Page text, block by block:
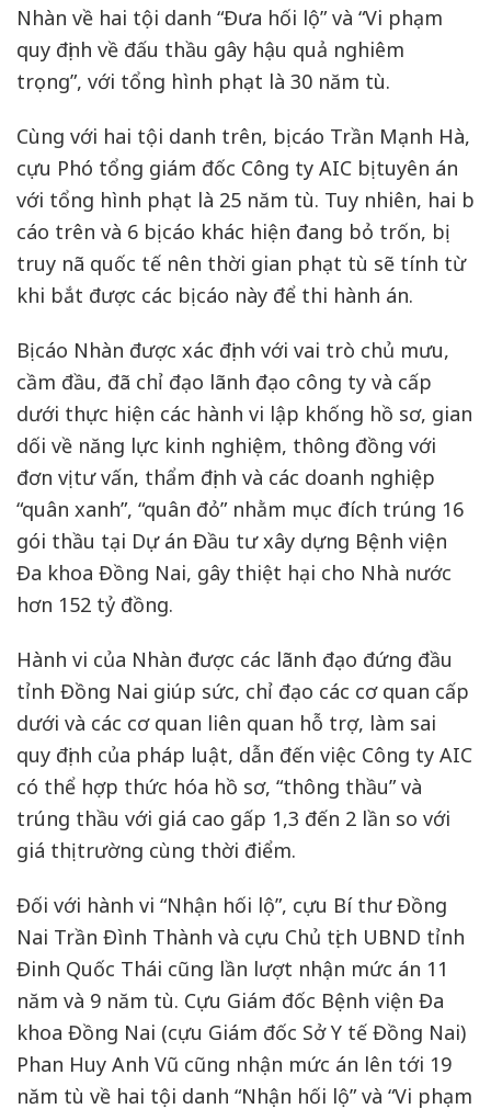
Nhàn về hai tội danh “Đưa hối lộ” và “Vi phạm
quy định về đấu thầu gây hậu quả nghiêm
trọng”, với tổng hình phạt là 30 năm tù.
Cùng với hai tội danh trên, bị cáo Trần Mạnh Hà,
cựu Phó tổng giám đốc Công ty AIC bị tuyên án
với tổng hình phạt là 25 năm tù. Tuy nhiên, hai bị
cáo trên và 6 bị cáo khác hiện đang bỏ trốn, bị
truy nã quốc tế nên thời gian phạt tù sẽ tính từ
khi bắt được các bị cáo này để thi hành án.
Bị cáo Nhàn được xác định với vai trò chủ mưu,
cầm đầu, đã chỉ đạo lãnh đạo công ty và cấp
dưới thực hiện các hành vi lập khống hồ sơ, gian
dối về năng lực kinh nghiệm, thông đồng với
đơn vị tư vấn, thẩm định và các doanh nghiệp
“quân xanh”, “quân đỏ” nhằm mục đích trúng 16
gói thầu tại Dự án Đầu tư xây dựng Bệnh viện
Đa khoa Đồng Nai, gây thiệt hại cho Nhà nước
hơn 152 tỷ đồng.
Hành vi của Nhàn được các lãnh đạo đứng đầu
tỉnh Đồng Nai giúp sức, chỉ đạo các cơ quan cấp
dưới và các cơ quan liên quan hỗ trợ, làm sai
quy định của pháp luật, dẫn đến việc Công ty AIC
có thể hợp thức hóa hồ sơ, “thông thầu” và
trúng thầu với giá cao gấp 1,3 đến 2 lần so với
giá thị trường cùng thời điểm.
Đối với hành vi “Nhận hối lộ”, cựu Bí thư Đồng
Nai Trần Đình Thành và cựu Chủ tịch UBND tỉnh
Đinh Quốc Thái cũng lần lượt nhận mức án 11
năm và 9 năm tù. Cựu Giám đốc Bệnh viện Đa
khoa Đồng Nai (cựu Giám đốc Sở Y tế Đồng Nai)
Phan Huy Anh Vũ cũng nhận mức án lên tới 19
năm tù về hai tội danh “Nhận hối lộ” và “Vi phạm